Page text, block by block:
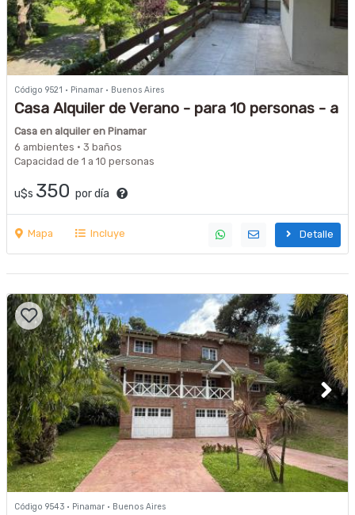
Código 9521 · Pinamar · Buenos Aires
Casa Alquiler de Verano - para 10 personas - a
200 metros de la playa y 400 metros de
Buenge
Casa en alquiler en Pinamar
6 ambientes · 3 baños
Capacidad de 1 a 10 personas
u$s 350 por día
Mapa Incluye Detalle
Código 9543 · Pinamar · Buenos Aires